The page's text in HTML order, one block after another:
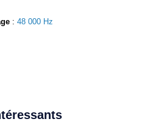
: 48 000 Hz